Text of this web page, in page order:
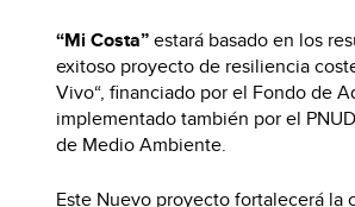
“Mi Costa”estará basado en los
exitoso proyecto de resiliencia
Vivo“, financiado por el Fondo de
implementado también por el
de Medio Ambiente.
Este Nuevo proyecto fortalecerá la